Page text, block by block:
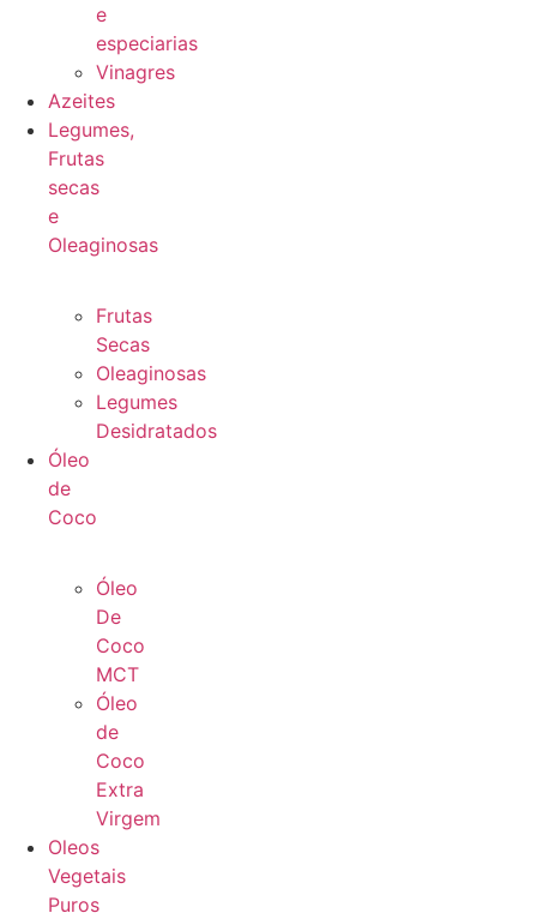
e
especiarias
Vinagres
Azeites
Legumes,
Frutas
secas
e
Oleaginosas
Frutas
Secas
Oleaginosas
Legumes
Desidratados
Óleo
de
Coco
Óleo
De
Coco
MCT
Óleo
de
Coco
Extra
Virgem
Oleos
Vegetais
Puros